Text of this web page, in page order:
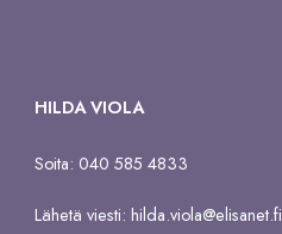
HILDA VIOLA
Soita: 040 585 4833
Lähetä viesti:hilda.viola@elisanet.fi